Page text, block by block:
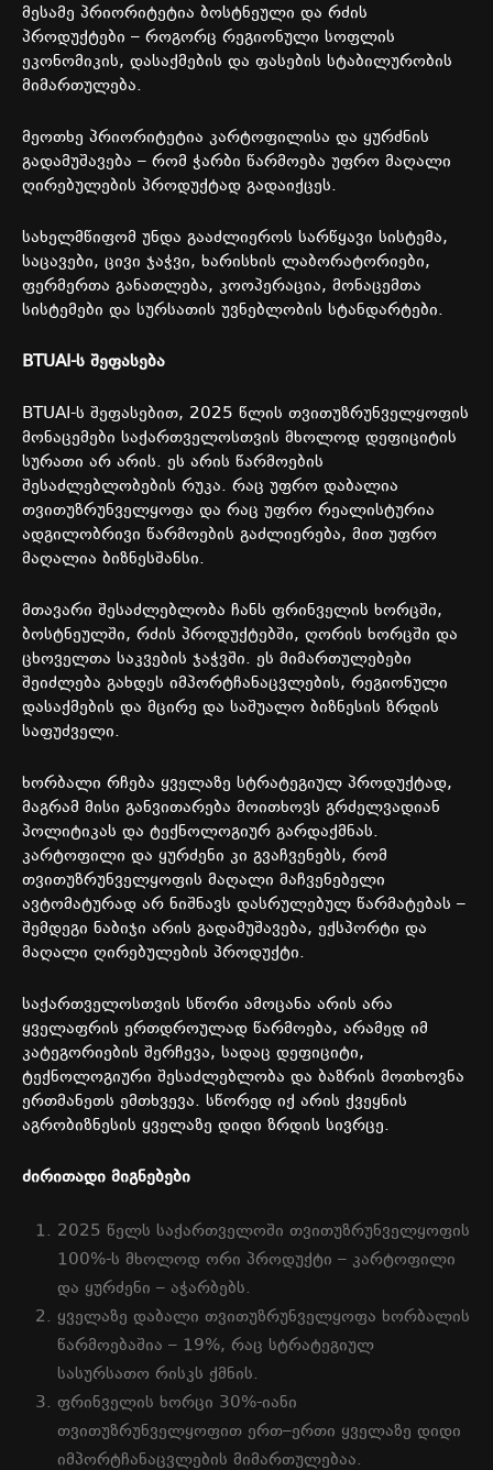
მესამე პრიორიტეტია ბოსტნეული და რძის
პროდუქტები – როგორც რეგიონული სოფლის
ეკონომიკის, დასაქმების და ფასების სტაბილურობის
მიმართულება.
მეოთხე პრიორიტეტია კარტოფილისა და ყურძნის
გადამუშავება – რომ ჭარბი წარმოება უფრო მაღალი
ღირებულების პროდუქტად გადაიქცეს.
სახელმწიფომ უნდა გააძლიეროს სარწყავი სისტემა,
საცავები, ცივი ჯაჭვი, ხარისხის ლაბორატორიები,
ფერმერთა განათლება, კოოპერაცია, მონაცემთა
სისტემები და სურსათის უვნებლობის სტანდარტები.
BTUAI-ს შეფასება
BTUAI-ს შეფასებით, 2025 წლის თვითუზრუნველყოფის
მონაცემები საქართველოსთვის მხოლოდ დეფიციტის
სურათი არ არის. ეს არის წარმოების
შესაძლებლობების რუკა. რაც უფრო დაბალია
თვითუზრუნველყოფა და რაც უფრო რეალისტურია
ადგილობრივი წარმოების გაძლიერება, მით უფრო
მაღალია ბიზნესშანსი.
მთავარი შესაძლებლობა ჩანს ფრინველის ხორცში,
ბოსტნეულში, რძის პროდუქტებში, ღორის ხორცში და
ცხოველთა საკვების ჯაჭვში. ეს მიმართულებები
შეიძლება გახდეს იმპორტჩანაცვლების, რეგიონული
დასაქმების და მცირე და საშუალო ბიზნესის ზრდის
საფუძველი.
ხორბალი რჩება ყველაზე სტრატეგიულ პროდუქტად,
მაგრამ მისი განვითარება მოითხოვს გრძელვადიან
პოლიტიკას და ტექნოლოგიურ გარდაქმნას.
კარტოფილი და ყურძენი კი გვაჩვენებს, რომ
თვითუზრუნველყოფის მაღალი მაჩვენებელი
ავტომატურად არ ნიშნავს დასრულებულ წარმატებას –
შემდეგი ნაბიჯი არის გადამუშავება, ექსპორტი და
მაღალი ღირებულების პროდუქტი.
საქართველოსთვის სწორი ამოცანა არის არა
ყველაფრის ერთდროულად წარმოება, არამედ იმ
კატეგორიების შერჩევა, სადაც დეფიციტი,
ტექნოლოგიური შესაძლებლობა და ბაზრის მოთხოვნა
ერთმანეთს ემთხვევა. სწორედ იქ არის ქვეყნის
აგრობიზნესის ყველაზე დიდი ზრდის სივრცე.
ძირითადი მიგნებები
2025 წელს საქართველოში თვითუზრუნველყოფის
100%-ს მხოლოდ ორი პროდუქტი – კარტოფილი
და ყურძენი – აჭარბებს.
ყველაზე დაბალი თვითუზრუნველყოფა ხორბალის
წარმოებაშია – 19%, რაც სტრატეგიულ
სასურსათო რისკს ქმნის.
ფრინველის ხორცი 30%-იანი
თვითუზრუნველყოფით ერთ–ერთი ყველაზე დიდი
იმპორტჩანაცვლების მიმართულებაა.